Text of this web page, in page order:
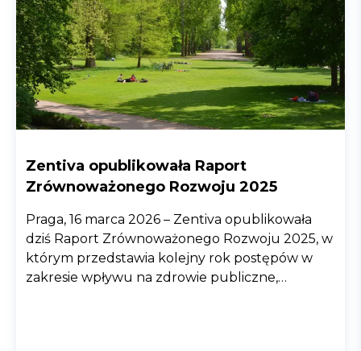
Zentiva opublikowała Raport
Zrównoważonego Rozwoju 2025
Praga, 16 marca 2026 – Zentiva opublikowała
dziś Raport Zrównoważonego Rozwoju 2025, w
którym przedstawia kolejny rok postępów w
zakresie wpływu na zdrowie publiczne,